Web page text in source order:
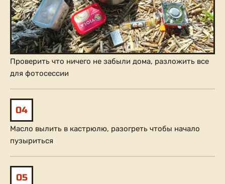
Проверить что ничего не забыли дома, разложить все
для фотосессии
04
Масло вылить в кастрюлю, разогреть чтобы начало
пузыриться
05